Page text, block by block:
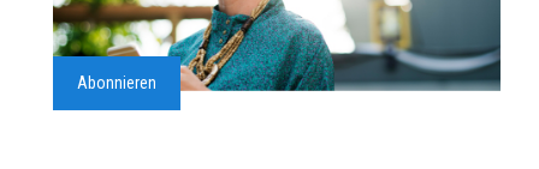
Abonnieren